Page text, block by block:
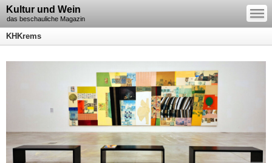
Kultur und Wein
das beschauliche Magazin
—
—
—
KHKrems